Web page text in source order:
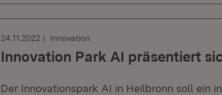
24.11.2022 Innovation
Innovation Park AI präsentiert
Der Innovationspark AI in Heilbronn soll ein